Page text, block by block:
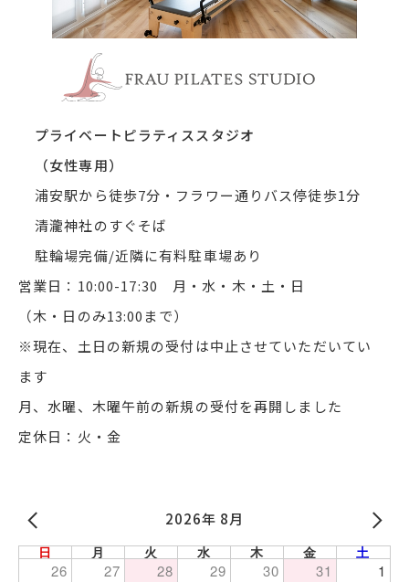
プライベートピラティススタジオ
（女性専用）
浦安駅から徒歩7分・フラワー通りバス停徒歩1分
清瀧神社のすぐそば
駐輪場完備/近隣に有料駐車場あり
営業日：10:00-17:30 月・水・木・土・日
（木・日のみ13:00まで）
※現在、土日の新規の受付は中止させていただいてい
ます
月、水曜、木曜午前の新規の受付を再開しました
定休日：火・金
2026年 8月
日 月 火 水 木 金 土
26 27 28 29 30 31 1